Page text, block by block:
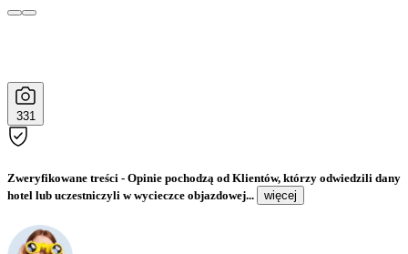
331
Zweryfikowane treści - Opinie pochodzą od Klientów, którzy odwiedzili dany
hotel lub uczestniczyli w wycieczce objazdowej...
więcej